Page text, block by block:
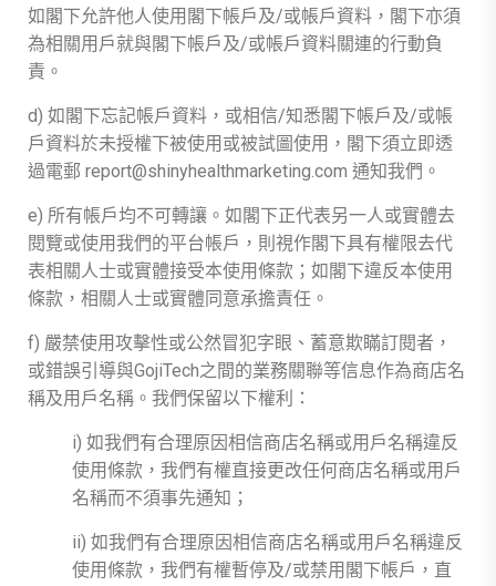
如閣下允許他人使用閣下帳戶及/或帳戶資料，閣下亦須
為相關用戶就與閣下帳戶及/或帳戶資料關連的行動負
責。
d) 如閣下忘記帳戶資料，或相信/知悉閣下帳戶及/或帳
戶資料於未授權下被使用或被試圖使用，閣下須立即透
過電郵 report@shinyhealthmarketing.com 通知我們。
e) 所有帳戶均不可轉讓。如閣下正代表另一人或實體去
閱覽或使用我們的平台帳戶，則視作閣下具有權限去代
表相關人士或實體接受本使用條款；如閣下違反本使用
條款，相關人士或實體同意承擔責任。
f) 嚴禁使用攻擊性或公然冒犯字眼、蓄意欺瞞訂閱者，
或錯誤引導與GojiTech之間的業務關聯等信息作為商店名
稱及用戶名稱。我們保留以下權利：
i) 如我們有合理原因相信商店名稱或用戶名稱違反
使用條款，我們有權直接更改任何商店名稱或用戶
名稱而不須事先通知；
ii) 如我們有合理原因相信商店名稱或用戶名稱違反
使用條款，我們有權暫停及/或禁用閣下帳戶，直